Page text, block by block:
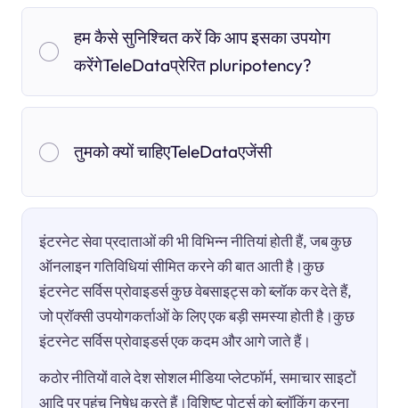
हम कैसे सुनिश्चित करें कि आप इसका उपयोग
करेंगेTeleDataप्रेरित pluripotency?
तुमको क्यों चाहिएTeleDataएजेंसी
इंटरनेट सेवा प्रदाताओं की भी विभिन्न नीतियां होती हैं, जब कुछ
ऑनलाइन गतिविधियां सीमित करने की बात आती है।कुछ
इंटरनेट सर्विस प्रोवाइडर्स कुछ वेबसाइट्स को ब्लॉक कर देते हैं,
जो प्रॉक्सी उपयोगकर्ताओं के लिए एक बड़ी समस्या होती है।कुछ
इंटरनेट सर्विस प्रोवाइडर्स एक कदम और आगे जाते हैं।
कठोर नीतियों वाले देश सोशल मीडिया प्लेटफॉर्म, समाचार साइटों
आदि पर पहुंच निषेध करते हैं।विशिष्ट पोर्ट्स को ब्लॉकिंग करना